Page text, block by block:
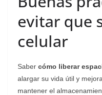
evitar que
celular
Saber cómo liberar
alargar su vida útil y
mantener el